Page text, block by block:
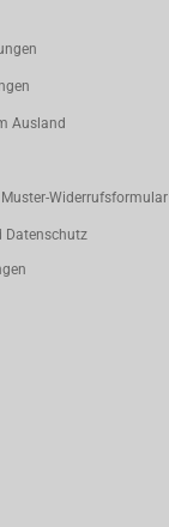
Ausland
Widerrufsformular
Datenschutz